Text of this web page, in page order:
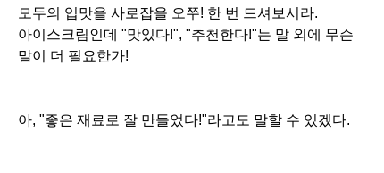
모두의 입맛을 사로잡을 오쭈! 한 번 드셔보시라.
아이스크림인데 "맛있다!", "추천한다!"는 말 외에 무슨
말이 더 필요한가!
아, "좋은 재료로 잘 만들었다!"라고도 말할 수 있겠다.